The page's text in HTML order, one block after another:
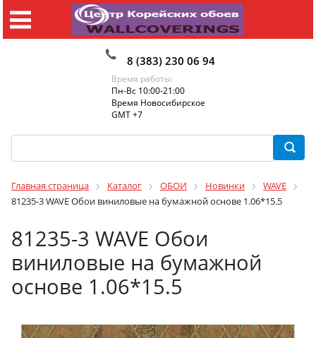
8 (383) 230 06 94
Время работы:
Пн-Вс 10:00-21:00
Время Новосибирское
GMT +7
Главная страница Каталог ОБОИ Новинки
WAVE
81235-3 WAVE Обои виниловые на бумажной основе 1.06*15.5
81235-3 WAVE Обои
виниловые на бумажной
основе 1.06*15.5